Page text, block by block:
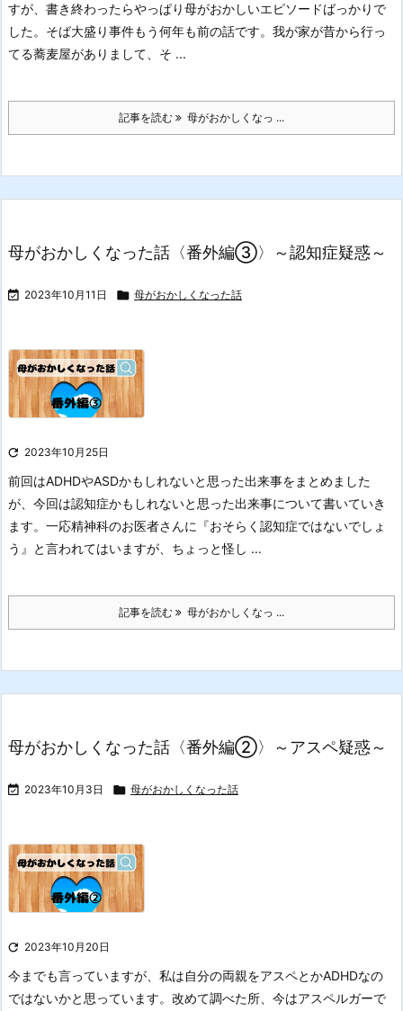
すが、書き終わったらやっぱり母がおかしいエピソードばっかりで
した。 そば大盛り事件もう何年も前の話です。 我が家が昔から行っ
てる蕎麦屋がありまして、そ ...
記事を読む 母がおかしくなっ ...
母がおかしくなった話〈番外編③〉～認知症疑惑～
 2023年10月11日  母がおかしくなった話
 2023年10月25日
前回はADHDやASDかもしれないと思った出来事をまとめました
が、今回は認知症かもしれないと思った出来事について書いていき
ます。 一応精神科のお医者さんに『おそらく認知症ではないでしょ
う』と言われてはいますが、ちょっと怪し ...
記事を読む 母がおかしくなっ ...
母がおかしくなった話〈番外編②〉～アスペ疑惑～
 2023年10月3日  母がおかしくなった話
 2023年10月20日
今までも言っていますが、私は自分の両親をアスペとかADHDなの
ではないかと思っています。 改めて調べた所、今はアスペルガーで